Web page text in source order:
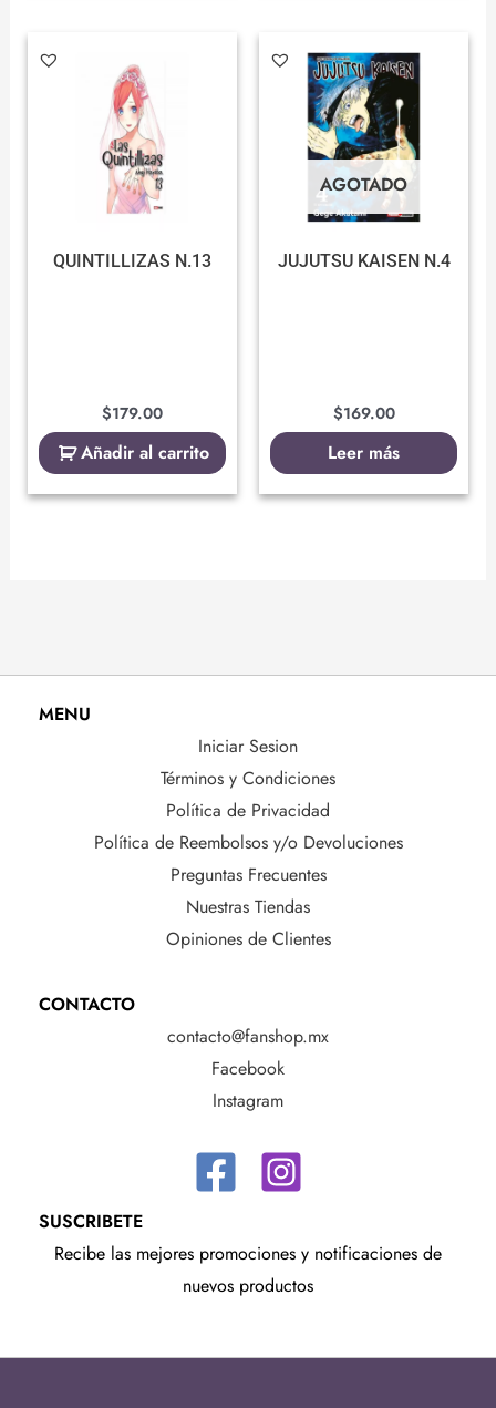
QUINTILLIZAS N.13
$179.00
Añadir al carrito
AGOTADO
JUJUTSU KAISEN N.4
$169.00
Leer más
MENU
Iniciar Sesion
Términos y Condiciones
Política de Privacidad
Política de Reembolsos y/o Devoluciones
Preguntas Frecuentes
Nuestras Tiendas
Opiniones de Clientes
CONTACTO
contacto@fanshop.mx
Facebook
Instagram
SUSCRIBETE
Recibe las mejores promociones y notificaciones de
nuevos productos